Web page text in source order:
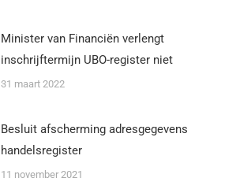
Minister van Financiën verlengt
inschrijftermijn UBO-register niet
31 maart 2022
Besluit afscherming adresgegevens
handelsregister
11 november 2021